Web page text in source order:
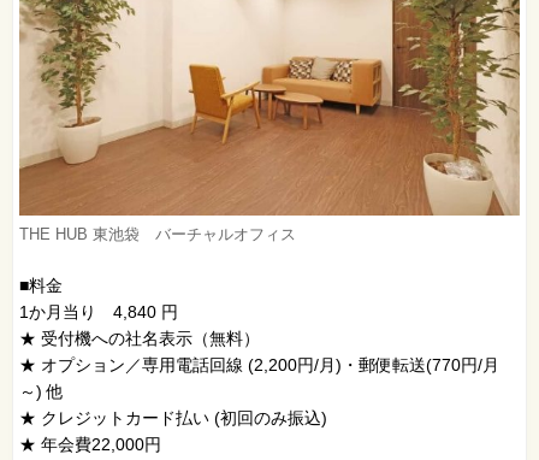
THE HUB 東池袋 バーチャルオフィス
■料金
1か月当り 4,840 円
★ 受付機への社名表示（無料）
★ オプション／専用電話回線 (2,200円/月)・郵便転送(770円/月
～) 他
★ クレジットカード払い (初回のみ振込)
★ 年会費22,000円